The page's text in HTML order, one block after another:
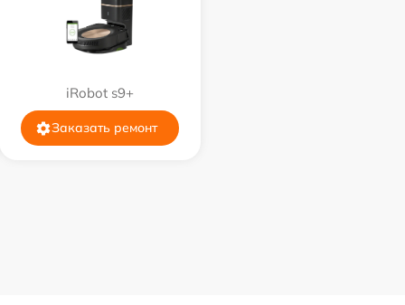
iRobot s9+
Заказать ремонт